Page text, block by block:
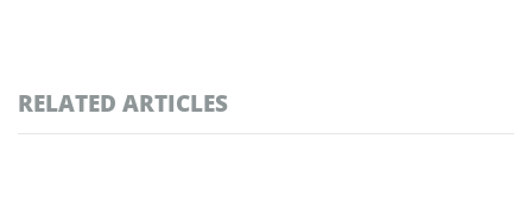
RELATED ARTICLES